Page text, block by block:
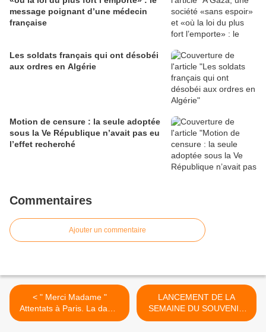
message poignant d’une médecin
française
Les soldats français qui ont désobéi
aux ordres en Algérie
Motion de censure : la seule adoptée
sous la Ve République n’avait pas eu
l’effet recherché
Commentaires
Ajouter un commentaire
< " Merci Madame "
Attentats à Paris. La dame
qui avait ému le web se
LANCEMENT DE LA
SEMAINE DU SOUVENIR
2017 AVEC LA PRÉSENCE